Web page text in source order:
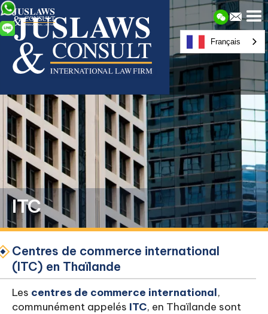
ITC
Centres de commerce international
(ITC) en Thaïlande
Les centres de commerce international,
communément appelés ITC, en Thaïlande sont
Français